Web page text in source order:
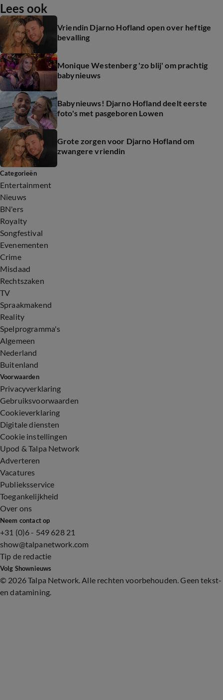
Lees ook
Vriendin Djarno Hofland open over heftige
bevalling
Monique Westenberg 'zo blij' om prachtig
babynieuws
Babynieuws! Djarno Hofland deelt eerste
foto's met pasgeboren Lowen
Grote zorgen voor Djarno Hofland om
zwangere vriendin
Categorieën
Entertainment
Nieuws
BN'ers
Royalty
Songfestival
Evenementen
Crime
Misdaad
Rechtszaken
TV
Spraakmakend
Reality
Spelprogramma's
Algemeen
Nederland
Buitenland
Voorwaarden
Privacyverklaring
Gebruiksvoorwaarden
Cookieverklaring
Digitale diensten
Cookie instellingen
Upod & Talpa Network
Adverteren
Vacatures
Publieksservice
Toegankelijkheid
Over ons
Neem contact op
+31 (0)6 - 549 628 21
show@talpanetwork.com
Tip de redactie
Volg Shownieuws
© 2026 Talpa Network. Alle rechten voorbehouden. Geen tekst-
en datamining.